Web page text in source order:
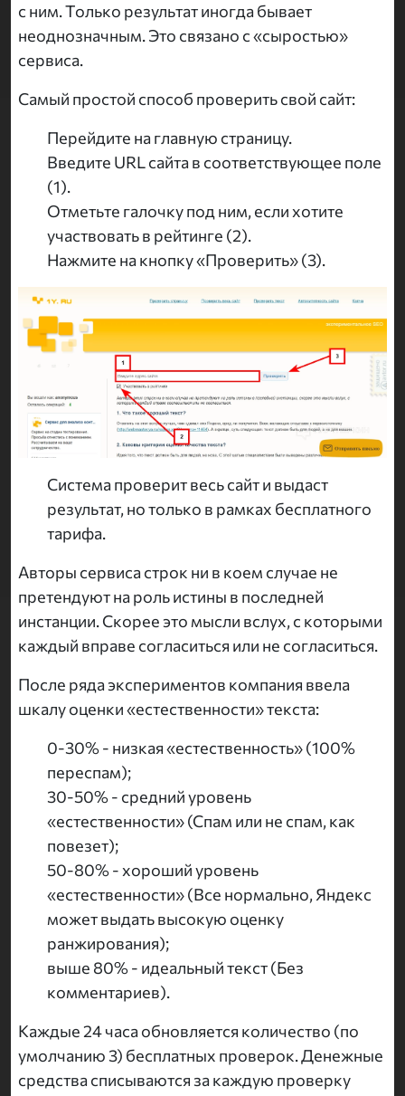
с ним. Только результат иногда бывает
неоднозначным. Это связано с «сыростью»
сервиса.
Самый простой способ проверить свой сайт:
Перейдите на главную страницу.
Введите URL сайта в соответствующее поле
(1).
Отметьте галочку под ним, если хотите
участвовать в рейтинге (2).
Нажмите на кнопку «Проверить» (3).
Система проверит весь сайт и выдаст
результат, но только в рамках бесплатного
тарифа.
Авторы сервиса строк ни в коем случае не
претендуют на роль истины в последней
инстанции. Скорее это мысли вслух, с которыми
каждый вправе согласиться или не согласиться.
После ряда экспериментов компания ввела
шкалу оценки «естественности» текста:
0-30% - низкая «естественность» (100%
переспам);
30-50% - средний уровень
«естественности» (Спам или не спам, как
повезет);
50-80% - хороший уровень
«естественности» (Все нормально, Яндекс
может выдать высокую оценку
ранжирования);
выше 80% - идеальный текст (Без
комментариев).
Каждые 24 часа обновляется количество (по
умолчанию 3) бесплатных проверок. Денежные
средства списываются за каждую проверку